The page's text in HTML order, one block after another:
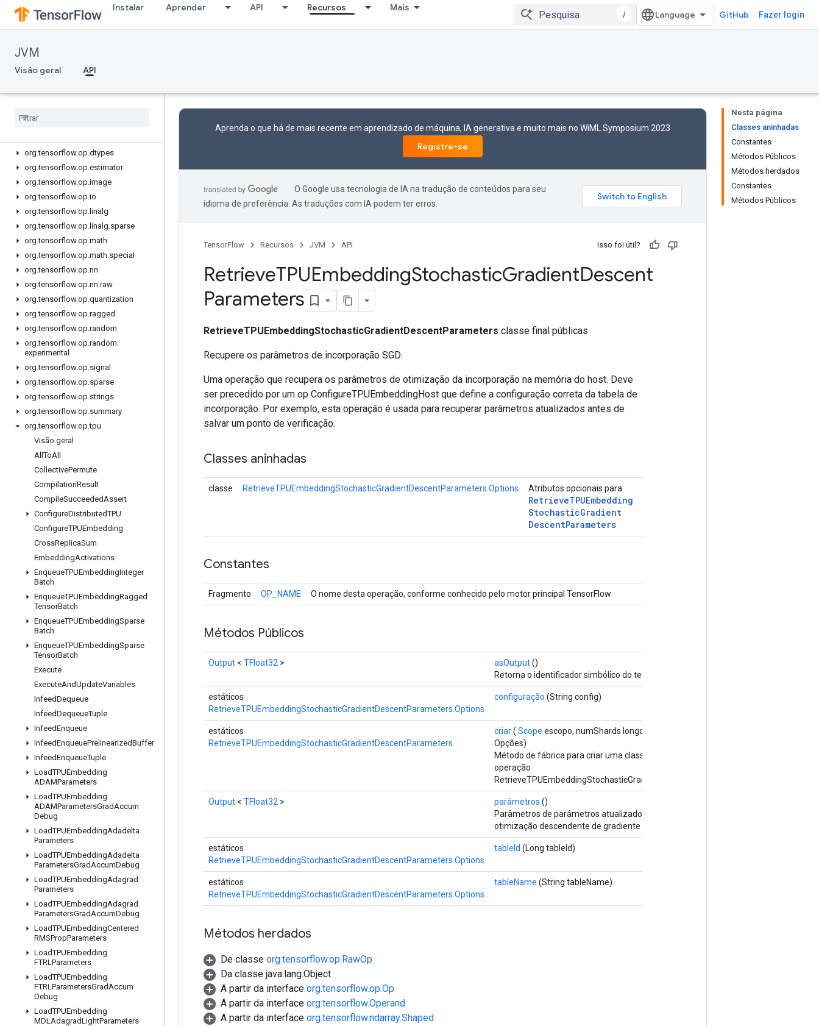
Instalar Aprender API Recursos Mais
/ GitHub Fazer login
JVM
Visão geral API
org.tensorflow.op.annotation
org.tensorflow.op.audio
org.tensorflow.op.cluster
org.tensorflow.op.collective
org.tensorflow.op.data
org.
org.tensorflow.op.dtypes
org.tensorflow.op.estimator
org.tensorflow.op.image
org.tensorflow.op.io
org.tensorflow.op. linalg
org.tensorflow.op. linalg.sparse
org.tensorflow.op.math
org.tensorflow.op.math.special
org.tensorflow.op.nn
org.tensorflow.op.nn.raw
org.tensorflow.op.quantization
org.tensorflow.op.ragged
org.tensorflow.op.random
org.tensorflow.op.random.
experimental
org.tensorflow.op.signal
org.tensorflow.op.sparse
org.tensorflow.op.strings
org.tensorflow.op.summary
org.tensorflow.op.tpu
Visão geral
AllToAll
CollectivePermute
CompilationResult
CompileSucceededAssert
ConfigureDistributedTPU
ConfigureTPUEmbedding
CrossReplicaSum
EmbeddingActivations
EnqueueTPUEmbeddingInteger
Batch
EnqueueTPUEmbeddingRagged
TensorBatch
EnqueueTPUEmbeddingSparse
Batch
EnqueueTPUEmbeddingSparse
TensorBatch
Execute
ExecuteAndUpdateVariables
InfeedDequeue
InfeedDequeueTuple
InfeedEnqueue
InfeedEnqueuePrelinearizedBuffer
InfeedEnqueueTuple
LoadTPUEmbedding
ADAMParameters
LoadTPUEmbedding
ADAMParametersGradAccum
Debug
LoadTPUEmbeddingAdadelta
Parameters
LoadTPUEmbeddingAdadelta
ParametersGradAccumDebug
LoadTPUEmbeddingAdagrad
Parameters
LoadTPUEmbeddingAdagrad
ParametersGradAccumDebug
LoadTPUEmbeddingCentered
RMSPropParameters
LoadTPUEmbedding
FTRLParameters
LoadTPUEmbedding
FTRLParametersGradAccum
Debug
LoadTPUEmbedding
MDLAdagradLightParameters
Nesta página
Classes aninhadas
Constantes
Métodos Públicos
Métodos herdados
Constantes
Métodos Públicos
Aprenda o que há de mais recente em aprendizado de máquina, IA generativa e muito mais no WiML Symposium 2023
Registre-se
O Google usa tecnologia de IA na tradução de conteúdos para seu
idioma de preferência. As traduções com IA podem ter erros.
TensorFlow Recursos JVM API Isso foi útil?
RetrieveTPUEmbeddingStochasticGradientDescent
Parameters
RetrieveTPUEmbeddingStochasticGradientDescentParameters classe final públicas
Recupere os parâmetros de incorporação SGD.
Uma operação que recupera os parâmetros de otimização da incorporação na memória do host. Deve
ser precedido por um op ConfigureTPUEmbeddingHost que define a configuração correta da tabela de
incorporação. Por exemplo, esta operação é usada para recuperar parâmetros atualizados antes de
salvar um ponto de verificação.
Classes aninhadas
classe RetrieveTPUEmbeddingStochasticGradientDescentParameters.Options Atributos opcionais para
RetrieveTPUEmbedding
StochasticGradient
DescentParameters
Constantes
Fragmento OP_NAME O nome desta operação, conforme conhecido pelo motor principal TensorFlow
Métodos Públicos
Output < TFloat32 > asOutput()
Retorna o identificador simbólico do tensor.
estáticos
RetrieveTPUEmbeddingStochasticGradientDescentParameters.Options
configuração (String config)
estáticos
RetrieveTPUEmbeddingStochasticGradientDescentParameters
criar( Scope escopo, numShards longo, longo shardId,
Opções)
Método de fábrica para criar uma classe que envolve uma nova
operação
RetrieveTPUEmbeddingStochasticGradientDescentParameters.
Output < TFloat32 > parâmetros ()
Parâmetros de parâmetros atualizados pelo algoritmo de
otimização descendente de gradiente estocástico.
estáticos
RetrieveTPUEmbeddingStochasticGradientDescentParameters.Options
tableId (Long tableId)
estáticos
RetrieveTPUEmbeddingStochasticGradientDescentParameters.Options
tableName (String tableName)
Métodos herdados
De classe org.tensorflow.op.RawOp
Da classe java.lang.Object
A partir da interface org.tensorflow.op.Op
A partir da interface org.tensorflow.Operand
A partir da interface org.tensorflow.ndarray.Shaped